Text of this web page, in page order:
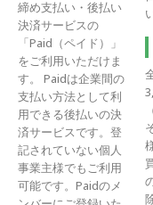
締め支払い・後払い
決済サービスの
「Paid（ペイド）」
をご利用いただけま
す。 Paidは企業間の
支払い方法として利
用できる後払いの決
済サービスです。登
記されていない個人
事業主様でもご利用
可能です。Paidのメ